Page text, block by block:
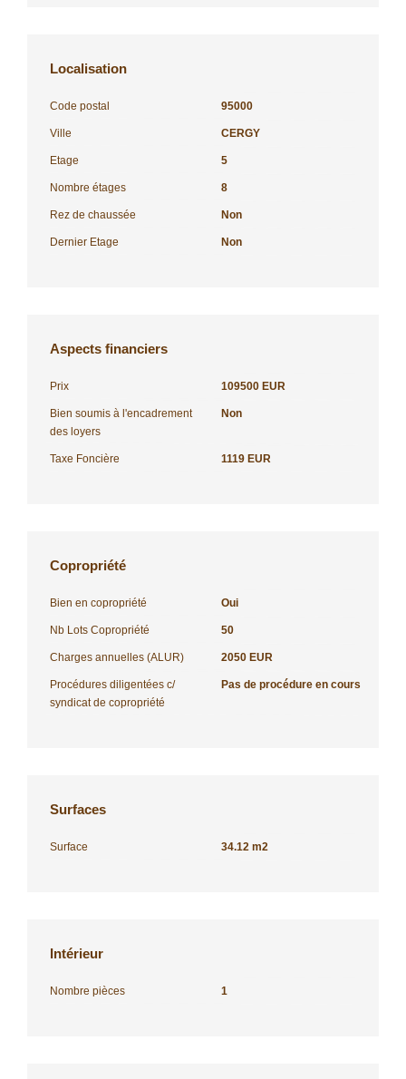
Localisation
Code postal 95000
Ville CERGY
Etage 5
Nombre étages 8
Rez de chaussée Non
Dernier Etage Non
Aspects financiers
Prix 109500 EUR
Bien soumis à l'encadrement
des loyers
Non
Taxe Foncière 1119 EUR
Copropriété
Bien en copropriété Oui
Nb Lots Copropriété 50
Charges annuelles (ALUR) 2050 EUR
Procédures diligentées c/
syndicat de copropriété
Pas de procédure en cours
Surfaces
Surface 34.12 m2
Intérieur
Nombre pièces 1